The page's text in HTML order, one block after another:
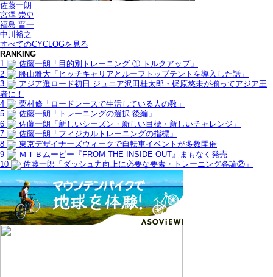
佐藤一朗
宮澤 崇史
福島 晋一
中川裕之
すべてのCYCLOGを見る
RANKING
1
佐藤一朗「目的別トレーニング ① トルクアップ」
2
腰山雅大「ヒッチキャリアとルーフトップテントを導入した話」
3
アジア選ロード初日 ジュニア沢田桂太郎・梶原悠未が揃ってアジア王
者に！
4
栗村修「ロードレースで生活している人の数」
5
佐藤一朗「トレーニングの選択 後編」
6
佐藤一朗「新しいシーズン・新しい目標・新しいチャレンジ」
7
佐藤一朗「フィジカルトレーニングの指標」
8
東京デザイナーズウィークで自転車イベントが多数開催
9
ＭＴＢムービー『FROM THE INSIDE OUT』まもなく発売
10
佐藤一郎「ダッシュ力向上に必要な要素・トレーニング各論②」